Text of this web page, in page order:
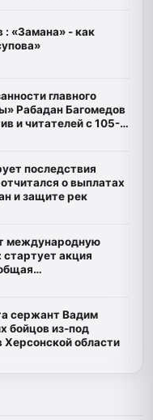
: «Замана» - как
главного
Рабадан Багомедов
и читателей с 105-
последствия
о выплатах
и защите рек
международную
акция
сержант Вадим
бойцов из-под
Херсонской области